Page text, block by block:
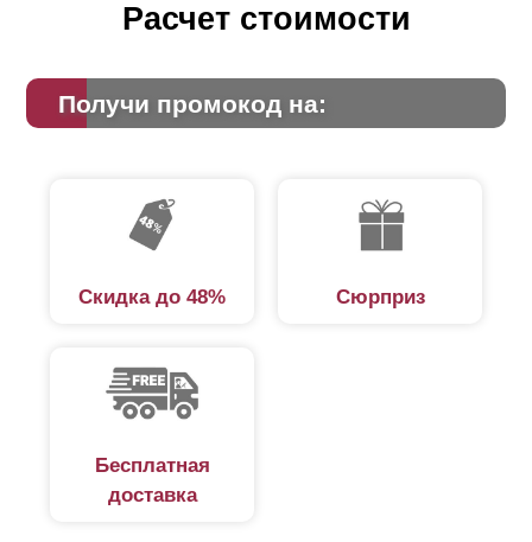
Расчет стоимости
Получи промокод на:
Скидка до 48% Сюрприз
Бесплатная
доставка